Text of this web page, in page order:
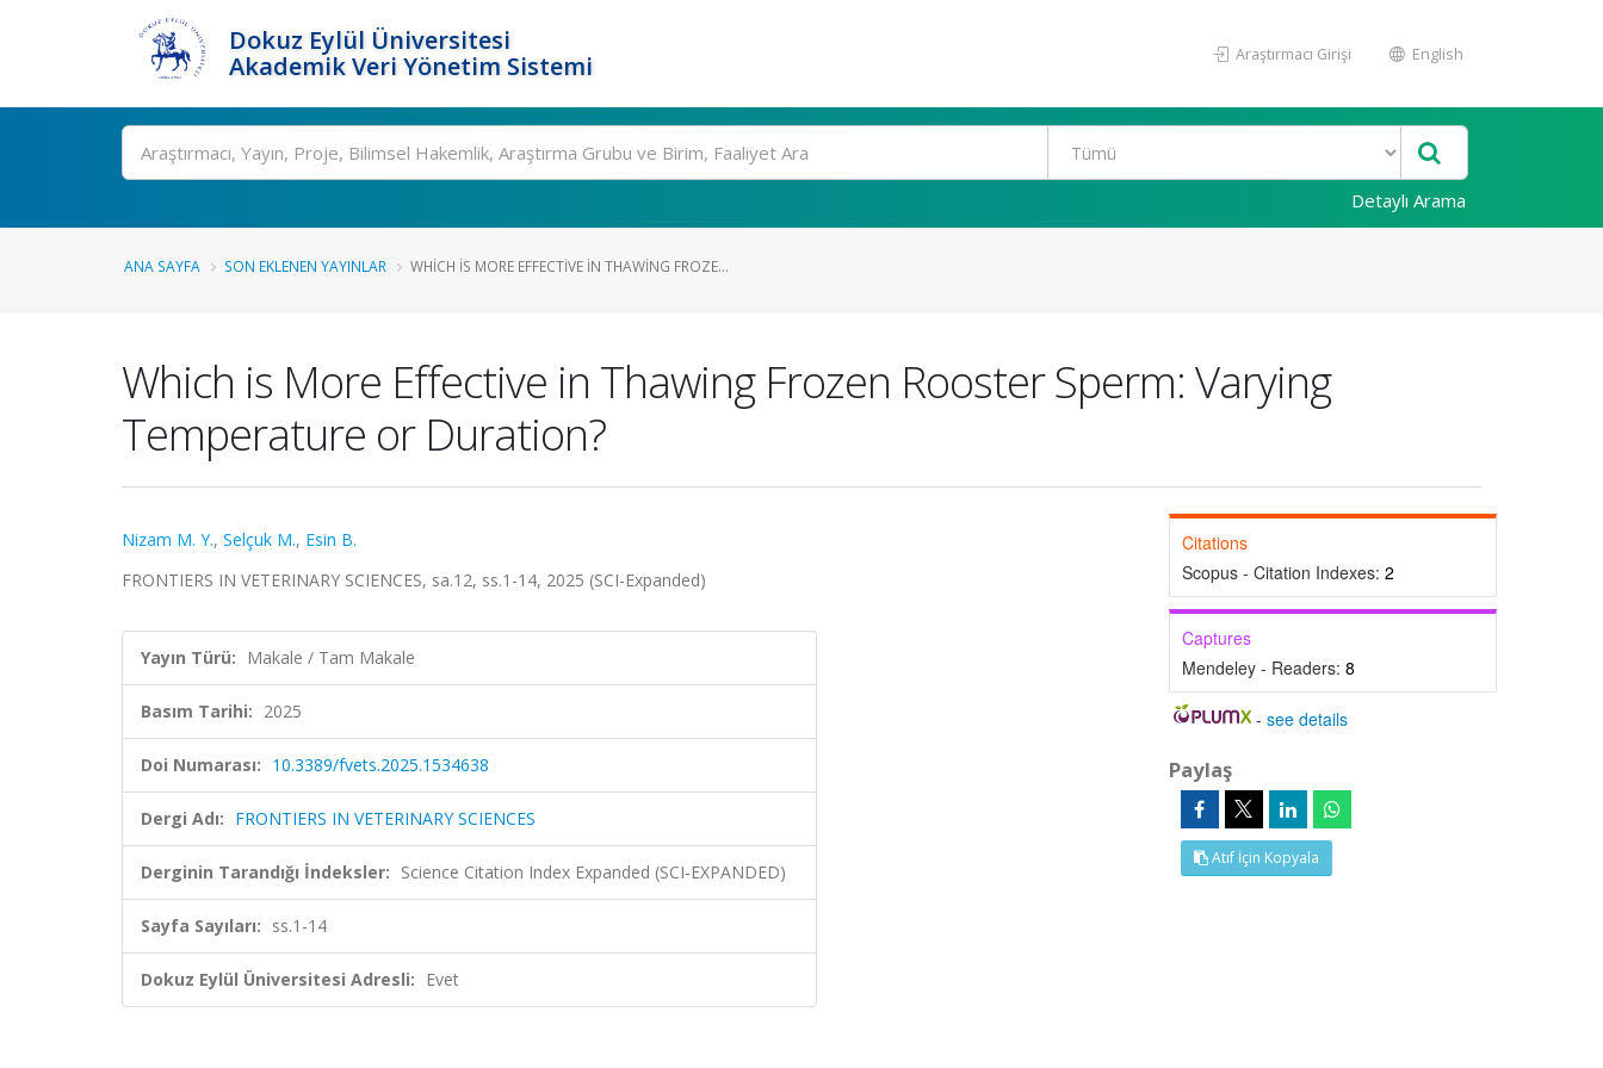
Dokuz Eylül Üniversitesi
Akademik Veri Yönetim Sistemi
Araştırmacı Girişi English
Ara
Detaylı Arama
ANA SAYFA SON EKLENEN YAYINLAR WHICH IS MORE EFFECTIVE IN THAWING FROZE...
Which is More Effective in Thawing Frozen Rooster Sperm: Varying
Temperature or Duration?
Nizam M. Y., Selçuk M., Esin B.
FRONTIERS IN VETERINARY SCIENCES, sa.12, ss.1-14, 2025 (SCI-Expanded)
Yayın Türü: Makale / Tam Makale
Basım Tarihi: 2025
Doi Numarası: 10.3389/fvets.2025.1534638
Dergi Adı: FRONTIERS IN VETERINARY SCIENCES
Derginin Tarandığı İndeksler: Science Citation Index Expanded (SCI-EXPANDED)
Sayfa Sayıları: ss.1-14
Dokuz Eylül Üniversitesi Adresli: Evet
Citations
Scopus - Citation Indexes: 2
Captures
Mendeley - Readers: 8
-see details
Paylaş
Atıf İçin Kopyala